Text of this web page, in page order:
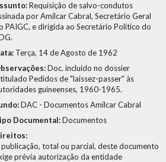
Requisição de salvo-condutos
por Amílcar Cabral, Secretário Geral
PAIGC, e dirigida ao Secretário Político do
Terça, 14 de Agosto de 1962
Doc. incluído no dossier
Pedidos de "laissez-passer" às
guineenses, 1960-1965.
DAC - Documentos Amílcar Cabral
Documental:Documentos
total ou parcial, deste documento
prévia autorização da entidade